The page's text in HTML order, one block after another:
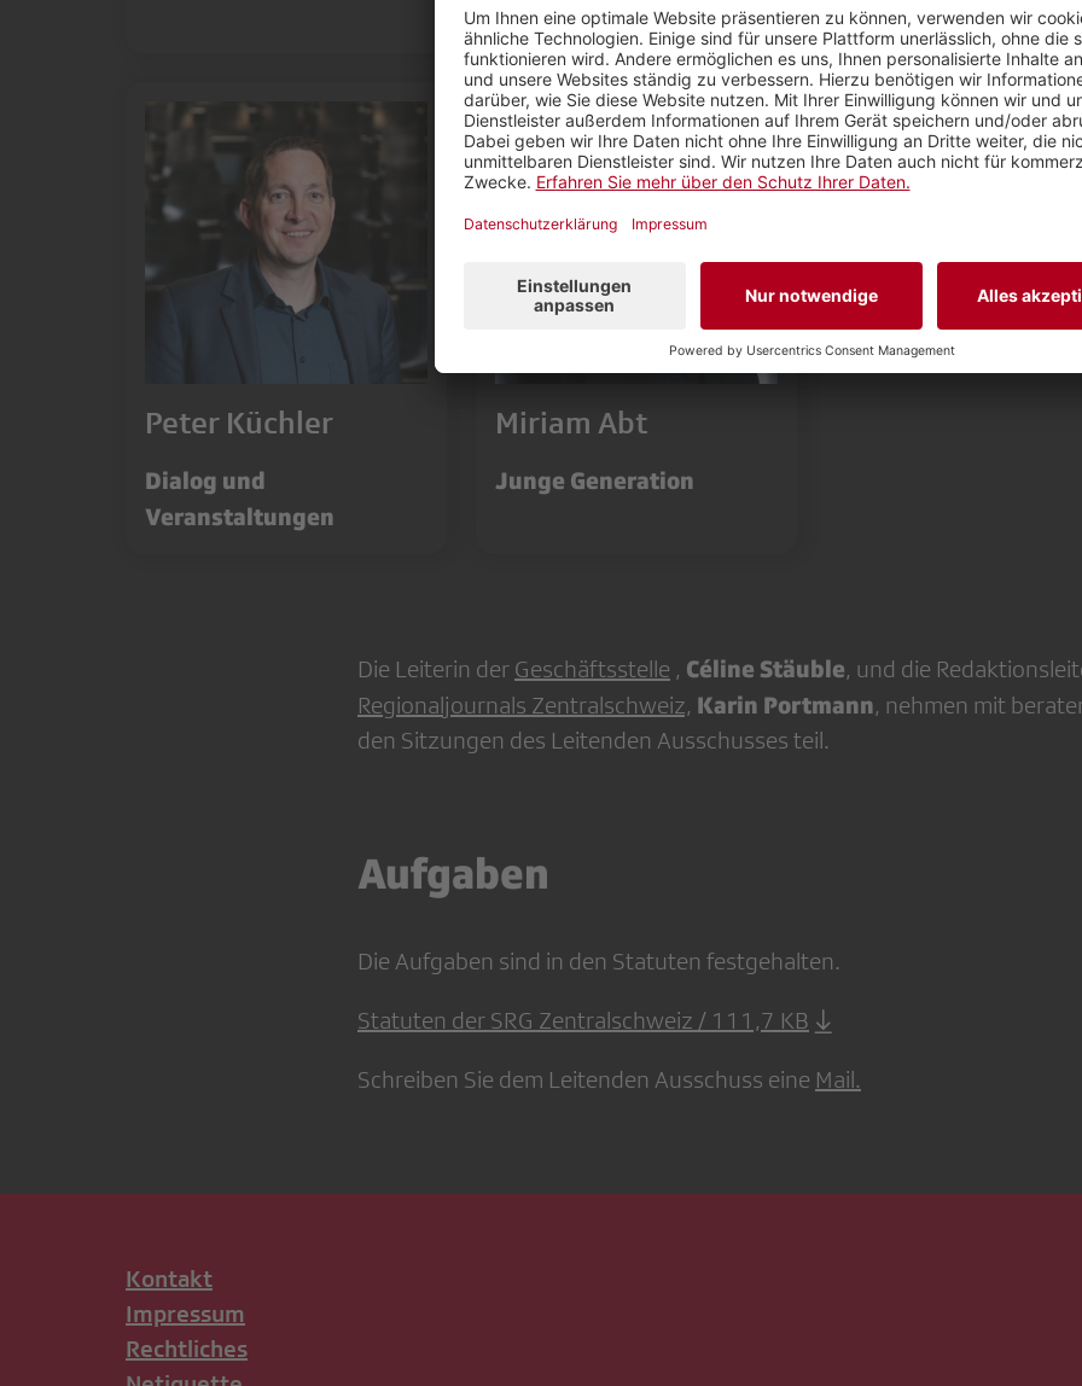
Fundraising
Peter Küchler
Dialog und
Veranstaltungen
Miriam Abt
Junge Generation
Die Leiterin der Geschäftsstelle , Céline Stäuble, und die
Regionaljournals Zentralschweiz, Karin Portmann, ​nehmen mit
den Sitzungen des Leitenden Ausschusses teil.
Aufgaben
Die Aufgaben sind in den Statuten festgehalten.
Statuten der SRG Zentralschweiz / 111,7 KB
Schreiben Sie dem Leitenden Ausschuss eine Mail.
Kontakt
Impressum
Rechtliches